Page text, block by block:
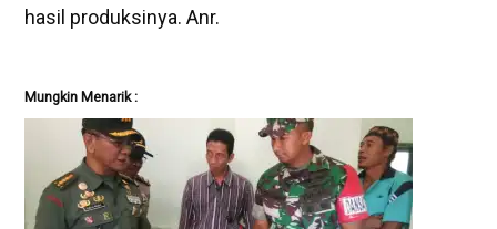
hasil produksinya. Anr.
Mungkin Menarik :